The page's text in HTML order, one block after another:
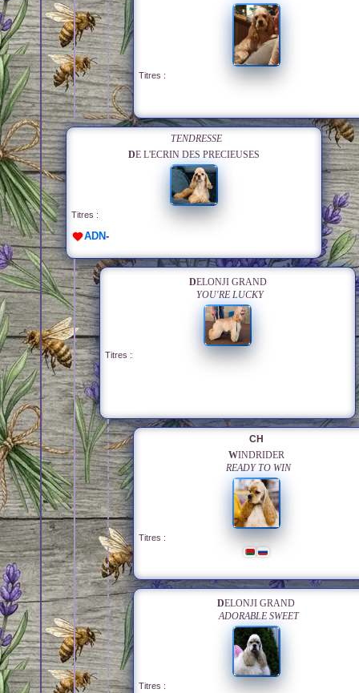
Titres :
TENDRESSE
DE L'ECRIN DES PRECIEUSES
Titres :
ADN-
YOU'RE LUCKY
DELONJI GRAND
Titres :
CH
READY TO WIN
WINDRIDER
Titres :
ADORABLE SWEET
DELONJI GRAND
Titres :